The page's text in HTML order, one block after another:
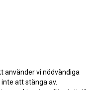
använder vi nödvändiga
att stänga av.